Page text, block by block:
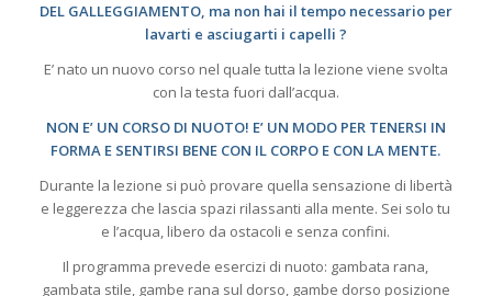
DEL GALLEGGIAMENTO, ma non hai il tempo necessario per
lavarti e asciugarti i capelli ?
E’ nato un nuovo corso nel quale tutta la lezione viene svolta
con la testa fuori dall’acqua.
NON E’ UN CORSO DI NUOTO! E’ UN MODO PER TENERSI IN
FORMA E SENTIRSI BENE CON IL CORPO E CON LA MENTE.
Durante la lezione si può provare quella sensazione di libertà
e leggerezza che lascia spazi rilassanti alla mente. Sei solo tu
e l’acqua, libero da ostacoli e senza confini.
Il programma prevede esercizi di nuoto: gambata rana,
gambata stile, gambe rana sul dorso, gambe dorso posizione